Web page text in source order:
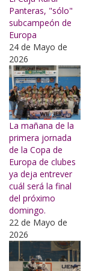
Panteras, "sólo"
subcampeón de
Europa
24 de Mayo de
2026
La mañana de la
primera jornada
de la Copa de
Europa de clubes
ya deja entrever
cuál será la final
del próximo
domingo.
22 de Mayo de
2026